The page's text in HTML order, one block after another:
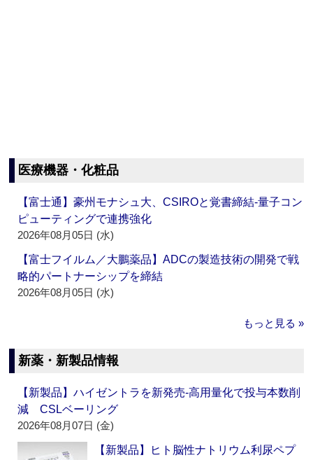
医療機器・化粧品
【富士通】豪州モナシュ大、CSIROと覚書締結‐量子コン
ピューティングで連携強化
2026年08月05日 (水)
【富士フイルム／大鵬薬品】ADCの製造技術の開発で戦
略的パートナーシップを締結
2026年08月05日 (水)
もっと見る »
新薬・新製品情報
【新製品】ハイゼントラを新発売‐高用量化で投与本数削
減 CSLベーリング
2026年08月07日 (金)
【新製品】ヒト脳性ナトリウム利尿ペプ